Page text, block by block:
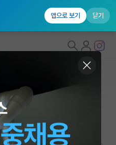
앱으로 보기 닫기
문